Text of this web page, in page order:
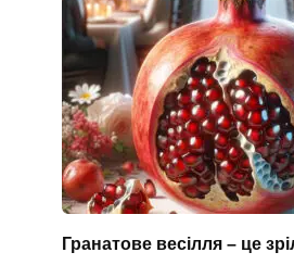
Гранатове весілля – це